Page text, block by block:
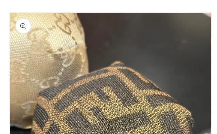
direct naar